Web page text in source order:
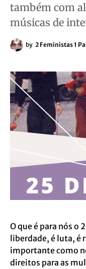
também com
músicas de
by 2 Feministas 1
O que é para nós o
liberdade, é luta, é
importante como
direitos para as